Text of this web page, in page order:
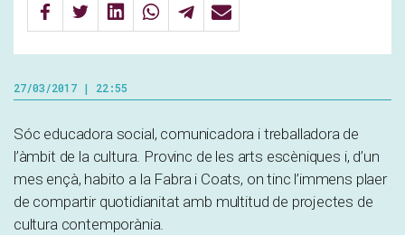
27/03/2017 | 22:55
Sóc educadora social, comunicadora i treballadora de
l’àmbit de la cultura. Provinc de les arts escèniques i, d’un
mes ençà, habito a la Fabra i Coats, on tinc l’immens plaer
de compartir quotidianitat amb multitud de projectes de
cultura contemporània.